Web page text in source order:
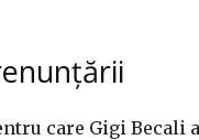
care Gigi Becali